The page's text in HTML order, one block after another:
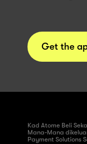
Get the
Kad Atome Beli
Mana-Mana
Payment Solutions